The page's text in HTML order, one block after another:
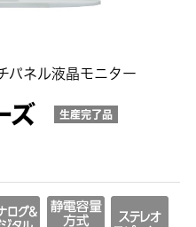
パネル液晶モニター
ズ 生産完了品